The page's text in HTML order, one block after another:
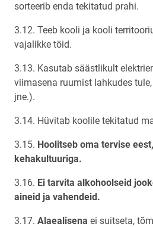
sorteerib enda tekitatud prahi.
3.12. Teeb kooli ja kooli
vajalikke töid.
3.13. Kasutab säästlikult
viimasena ruumist lahkudes
jne.).
3.14. Hüvitab koolile tekitatud
3.15. Hoolitseb oma tervise
kehakultuuriga.
3.16. Ei tarvita alkohoolseid
aineid ja vahendeid.
3.17. Alaealisena ei suitseta,